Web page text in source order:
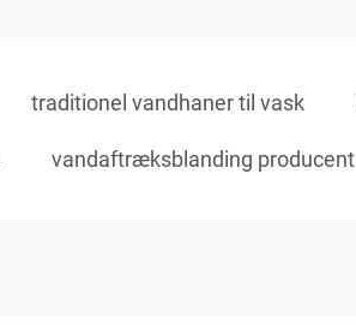
traditionel vandhaner til vask
vandaftræksblanding producent